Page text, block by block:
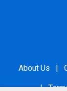
About Us |
|